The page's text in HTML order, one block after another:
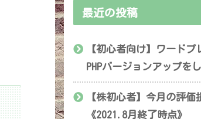
最近の投稿
【初心者向け】ワードプ
PHPバージョンアップを
【株初心者】今月の評価
《2021.8月終了時点》